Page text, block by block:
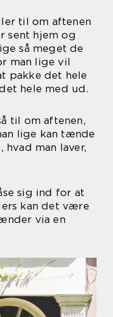
til om aftenen
sent hjem og
så meget de
man lige vil
pakke det hele
hele med ud.
til om aftenen,
lige kan tænde
hvad man laver,
sig ind for at
kan det være
via en